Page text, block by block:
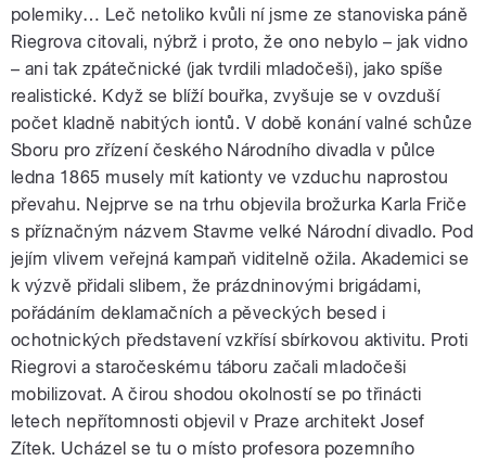
polemiky… Leč netoliko kvůli ní jsme ze stanoviska páně
Riegrova citovali, nýbrž i proto, že ono nebylo – jak vidno
– ani tak zpátečnické (jak tvrdili mladočeši), jako spíše
realistické. Když se blíží bouřka, zvyšuje se v ovzduší
počet kladně nabitých iontů. V době konání valné schůze
Sboru pro zřízení českého Národního divadla v půlce
ledna 1865 musely mít kationty ve vzduchu naprostou
převahu. Nejprve se na trhu objevila brožurka Karla Friče
s příznačným názvem Stavme velké Národní divadlo. Pod
jejím vlivem veřejná kampaň viditelně ožila. Akademici se
k výzvě přidali slibem, že prázdninovými brigádami,
pořádáním deklamačních a pěveckých besed i
ochotnických představení vzkřísí sbírkovou aktivitu. Proti
Riegrovi a staročeskému táboru začali mladočeši
mobilizovat. A čirou shodou okolností se po třinácti
letech nepřítomnosti objevil v Praze architekt Josef
Zítek. Ucházel se tu o místo profesora pozemního